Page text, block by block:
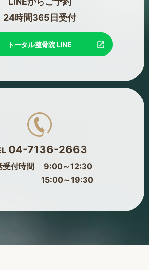
24時間365日受付
トータル整骨院 LINE
04-7136-2663
受付時間
9:00～12:30
～19:30